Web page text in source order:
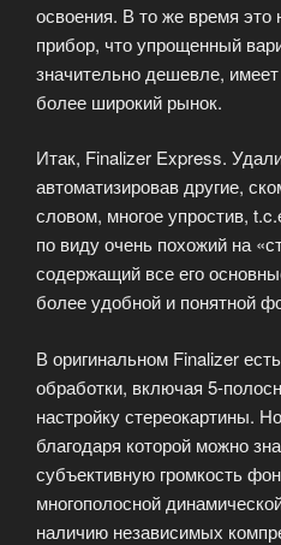
освоения. В то же время
прибор, что упрощенный
значительно дешевле,
более широкий рынок.
Итак, Finalizer Express.
автоматизировав другие,
словом, многое упростив,
по виду очень похожий на
содержащий все его
более удобной и понятной
В оригинальном Finalizer
обработки, включая 5-
настройку стереокартины.
благодаря которой можно
субъективную громкость
многополосной
наличию независимых